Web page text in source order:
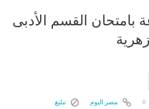
بامتحان القسم الأدبى
مصر اليوم تبليغ